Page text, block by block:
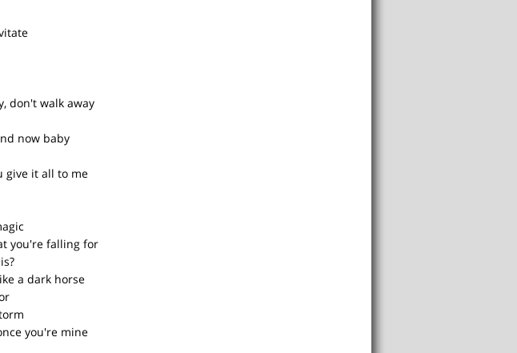
don't walk away
now baby
give it all to me
you're falling for
a dark horse
you're mine